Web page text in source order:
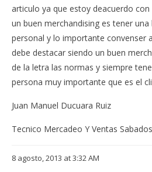
articulo ya que estoy deacuerdo
un buen merchandising es tener
personal y lo importante convenser
debe destacar siendo un buen
de la letra las normas y siempre
persona muy importante que es el
Juan Manuel Ducuara Ruiz
Tecnico Mercadeo Y Ventas
8 agosto, 2013 at 3:32 AM